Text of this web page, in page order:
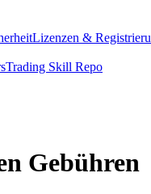
Lizenzen &
Trading Skill Repo
Gebühren